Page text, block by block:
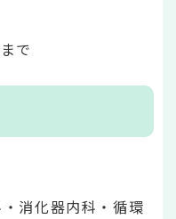
で
消化器内科・循環